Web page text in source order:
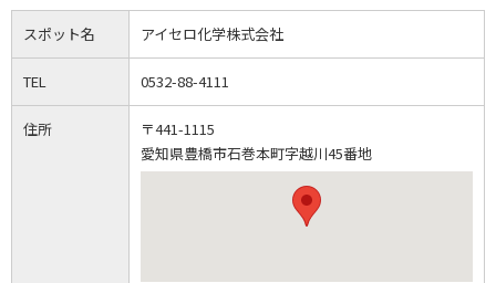
スポット名 アイセロ化学株式会社
TEL 0532-88-4111
住所
〒441-1115
愛知県豊橋市石巻本町字越川45番地